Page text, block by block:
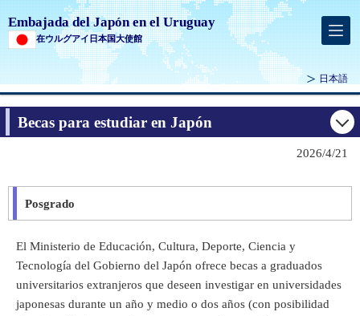
Embajada del Japón en el Uruguay
在ウルグアイ日本国大使館
日本語
Becas para estudiar en Japón
2026/4/21
Posgrado
El Ministerio de Educación, Cultura, Deporte, Ciencia y
Tecnología del Gobierno del Japón ofrece becas a graduados
universitarios extranjeros que deseen investigar en universidades
japonesas durante un año y medio o dos años (con posibilidad